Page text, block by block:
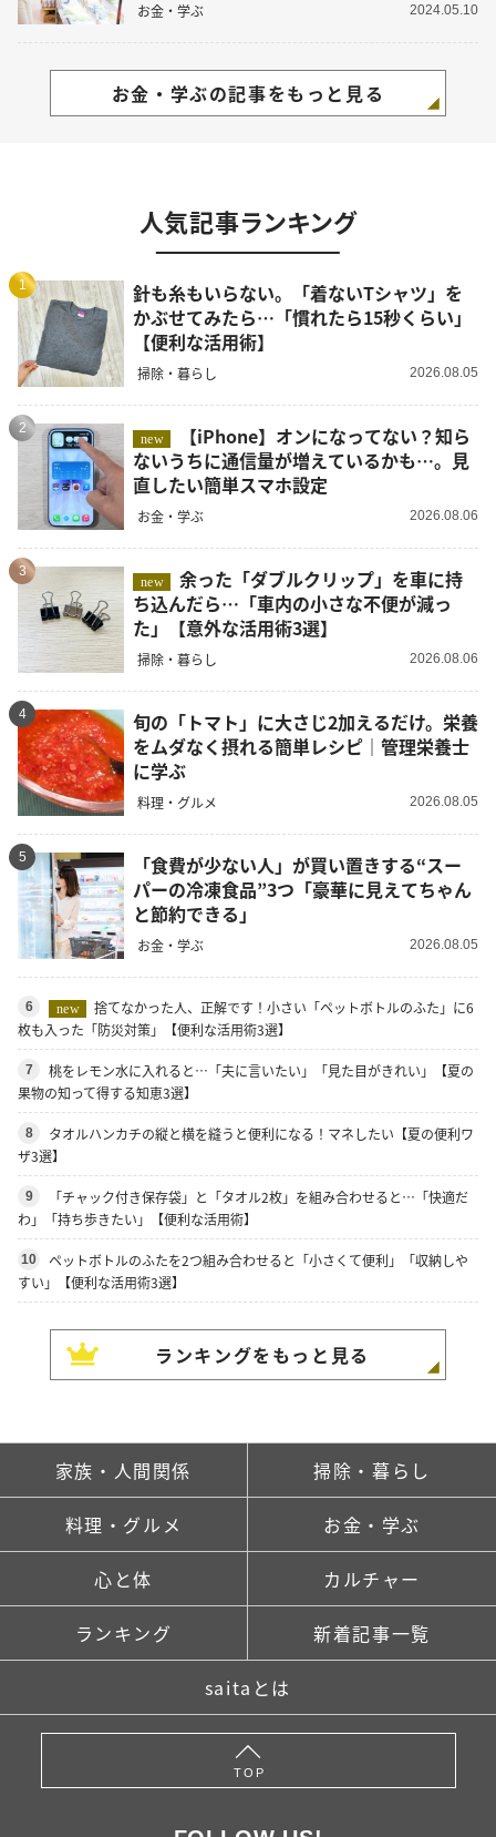
お金・学ぶ 2024.05.10
お金・学ぶの記事をもっと見る
人気記事ランキング
1
針も糸もいらない。「着ないTシャツ」を
かぶせてみたら…「慣れたら15秒くらい」
【便利な活用術】
掃除・暮らし 2026.08.05
2
new
ないうちに通信量が増えているかも…。見
直したい簡単スマホ設定
お金・学ぶ 2026.08.06
3
new
余った「ダブルクリップ」を車に持
ち込んだら…「車内の小さな不便が減っ
た」【意外な活用術3選】
掃除・暮らし 2026.08.06
4
旬の「トマト」に大さじ2加えるだけ。栄養
をムダなく摂れる簡単レシピ｜管理栄養士
に学ぶ
料理・グルメ 2026.08.05
5
「食費が少ない人」が買い置きする“スー
パーの冷凍食品”3つ「豪華に見えてちゃん
と節約できる」
お金・学ぶ 2026.08.05
6 new
捨てなかった人、正解です！小さい「ペットボトルのふた」に6
枚も入った「防災対策」【便利な活用術3選】
7
桃をレモン水に入れると…「夫に言いたい」「見た目がきれい」【夏の
果物の知って得する知恵3選】
8
タオルハンカチの縦と横を縫うと便利になる！マネしたい【夏の便利ワ
ザ3選】
9
「チャック付き保存袋」と「タオル2枚」を組み合わせると…「快適だ
わ」「持ち歩きたい」【便利な活用術】
10
ペットボトルのふたを2つ組み合わせると「小さくて便利」「収納しや
すい」【便利な活用術3選】
ランキングをもっと見る
家族・人間関係 掃除・暮らし
料理・グルメ お金・学ぶ
心と体 カルチャー
ランキング 新着記事一覧
saitaとは
TOP